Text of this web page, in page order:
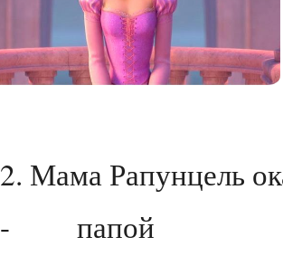
2. Мама Рапунцель
- папой